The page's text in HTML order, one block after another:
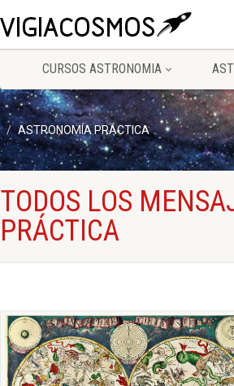
CURSOS ASTRONOMIA
ASTRONOMÍA PRÁCTICA
TODOS LOS
PRÁCTICA